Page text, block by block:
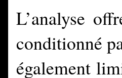
L’analyse
conditionné
également